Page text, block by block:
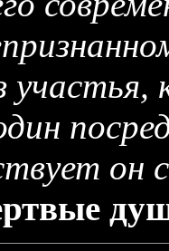
участья,
он